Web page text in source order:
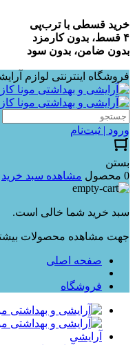
خرید قسطی با ترب‌پی
۴ قسط، بدون کارمزد
بدون ضامن، بدون سود
فروشگاه اینترنتی لوازم
ورود | ثبت‌نام
بستن
0 محصول
مشاهده سبد خرید
سبد خرید شما خالی است.
جهت مشاهده محصولات
صفحه اصلی
فروشگاه
آرایشی